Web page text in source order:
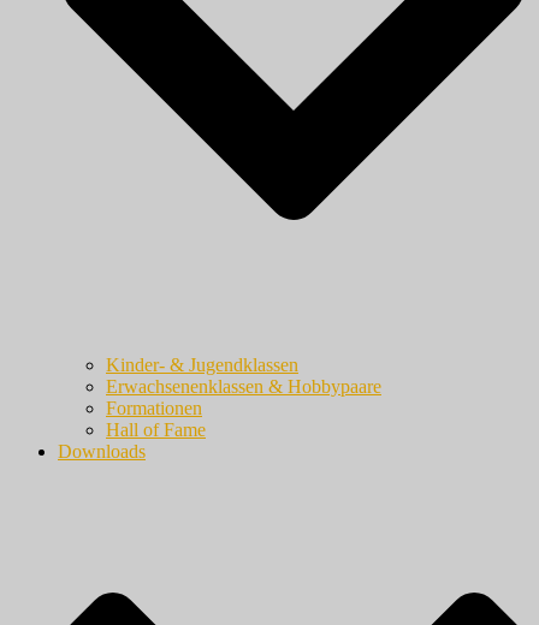
Kinder- & Jugendklassen
Erwachsenenklassen & Hobbypaare
Formationen
Hall of Fame
Downloads